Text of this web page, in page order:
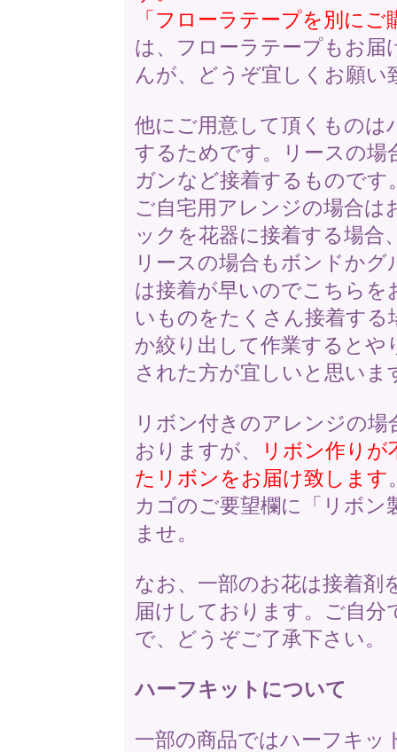
「フローラテープを別にご
は、フローラテープもお届
んが、どうぞ宜しくお願い
他にご用意して頂くもの
するためです。リースの場
ガンなど接着するものです
ご自宅用アレンジの場合は
ックを花器に接着する場
リースの場合もボンドか
は接着が早いのでこちら
いものをたくさん接着す
か絞り出して作業するとや
された方が宜しいと思いま
リボン付きのアレンジの
おりますが、
リボン作りが
たリボンをお届け致します
カゴのご要望欄に「リボン
ませ。
なお、一部のお花は接着剤
届けしております。ご自
で、どうぞご了承下さい。
ハーフキットについて
一部の商品ではハーフキッ